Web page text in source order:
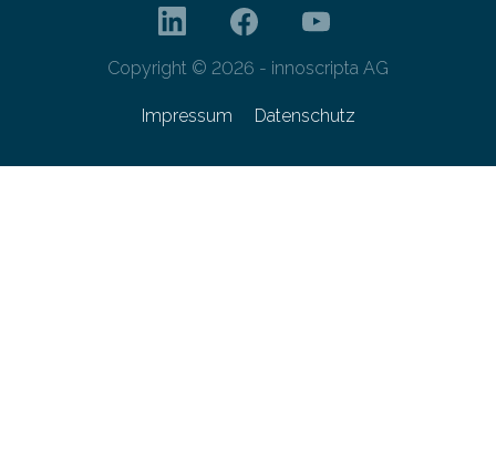
Copyright © 2026 - innoscripta AG
Impressum Datenschutz